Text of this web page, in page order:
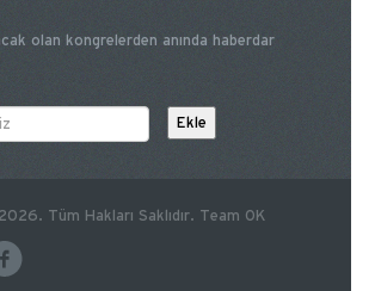
olan kongrelerden anında haberdar
Tüm Hakları Saklıdır. Team OK